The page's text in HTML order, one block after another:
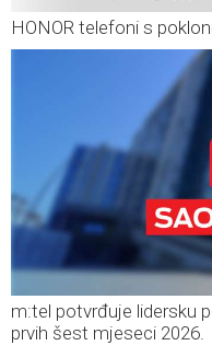
HONOR telefoni s
m:tel potvrđuje lidersku
prvih šest mjeseci 2026.